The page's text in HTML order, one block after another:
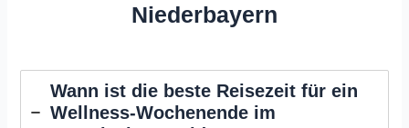
Niederbayern
Wann ist die beste Reisezeit für ein
Wellness-Wochenende im